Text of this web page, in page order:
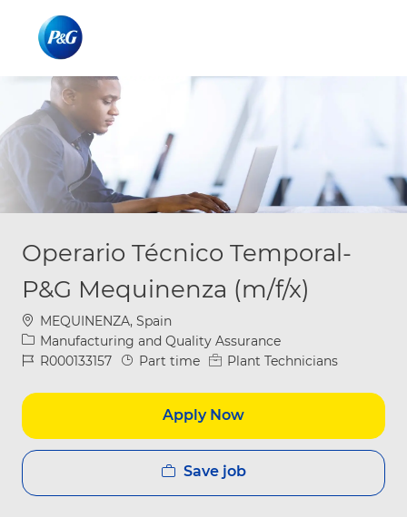
Operario Técnico Temporal-
P&G Mequinenza (m/f/x)
Location
MEQUINENZA, Spain
Category
Manufacturing and Quality Assurance
Job IdR000133157 Job Type
Part time Plant Technicians
Apply Now
Save job